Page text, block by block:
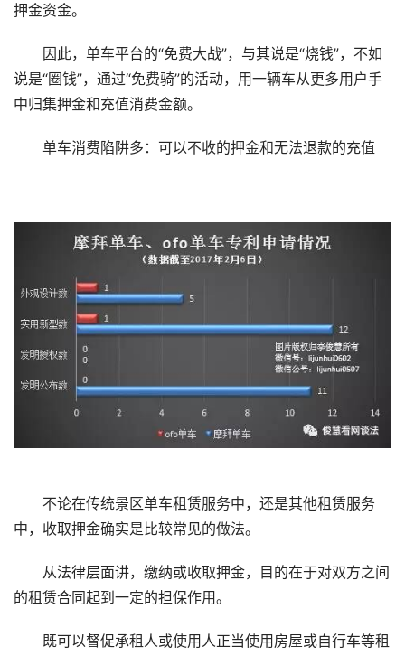
押金资金。
因此，单车平台的“免费大战”，与其说是“烧钱”，不如
说是“圈钱”，通过“免费骑”的活动，用一辆车从更多用户手
中归集押金和充值消费金额。
单车消费陷阱多：可以不收的押金和无法退款的充值
不论在传统景区单车租赁服务中，还是其他租赁服务
中，收取押金确实是比较常见的做法。
从法律层面讲，缴纳或收取押金，目的在于对双方之间
的租赁合同起到一定的担保作用。
既可以督促承租人或使用人正当使用房屋或自行车等租